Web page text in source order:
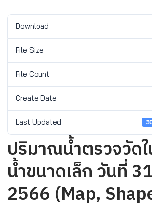
Download
File Size
File Count
Create Date
Last Updated
ปริมาณน้ำตรวจวัด
น้ำขนาดเล็ก วันที่
2566 (Map,